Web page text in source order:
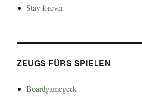
Stay forever
ZEUGS FÜRS SPIELEN
Boardgamegeek